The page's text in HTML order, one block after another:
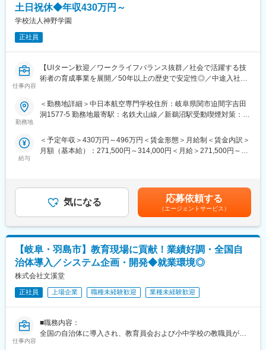
土日祝休◆年収430万円～
学校法人神野学園
正社員
仕事内容
【UIターン歓迎／ワークライフバランス抜群／社会で活躍する技
術者の育成事業を展開／50年以上の歴史で安定性◎／中途入社多
■業務内容：
ただきます。
・学生募集活動
・学科運営に関わる諸業務
■組織構成：
・学科長1名、学科長補佐1名、教授1名、講師1名
■当ポジションの魅力：
・本学科では、ロボットと航空の両分野を学ぶことで、航空業界
のみならず幅広い産業のロボティクス化に対応できる人材を育成
しています。教育を通じてその実現に貢献していただきます。
◇「自動車」「医療」「航空」の日本にとって必要とされる3つの
専門分野に特化した教育機関を設立し、各業界で活躍できる意欲
勤務地
＜勤務地詳細＞中日本航空専門学校住所：岐阜県関市迫間字吉田
洞1577-5 勤務地最寄駅：名鉄犬山線／新鵜沼駅受動喫煙対策：敷
給与
＜予定年収＞430万円～496万円＜賃金形態＞月給制＜賃金内訳＞
月額（基本給）：271,500円～314,000円＜月給＞271,500円～
(月額)は固定手当を含めた表記です。
気になる 応募依頼する
（エージェントサービス）
【岐阜・羽島市】教育現場に貢献！業績好調・全国自
治体導入／システム企画・開発◆就業環境◎
株式会社文溪堂
正社員 上場企業 職種未経験歓迎 業種未経験歓迎
仕事内容
■職務内容：
全国の自治体に導入され、教育員会および小中学校の教職員が利